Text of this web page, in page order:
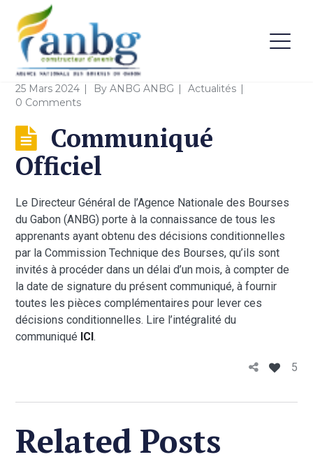
25 Mars 2024 ByANBG ANBG
Actualités
0 Comments
Communiqué
Officiel
Le Directeur Général de l’Agence Nationale des Bourses
du Gabon (ANBG) porte à la connaissance de tous les
apprenants ayant obtenu des décisions conditionnelles
par la Commission Technique des Bourses, qu’ils sont
invités à procéder dans un délai d’un mois, à compter de
la date de signature du présent communiqué, à fournir
toutes les pièces complémentaires pour lever ces
décisions conditionnelles. Lire l’intégralité du
communiqué ICI.
5
Related Posts